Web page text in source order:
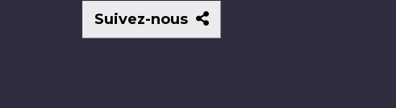
Suivez-nous
Suivez-
nous